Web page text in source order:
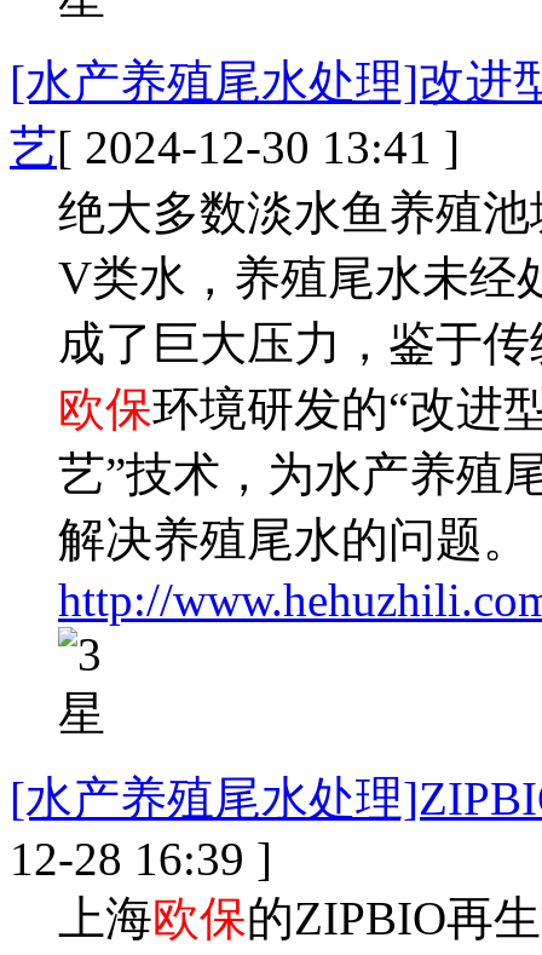
[水产养殖尾水处理]改进
艺[ 2024-12-30 13:41 ]
绝大多数淡水鱼养殖
V类水，养殖尾水未经
成了巨大压力，鉴于
欧保环境研发的“改进
艺”技术，为水产养殖
解决养殖尾水的问题。
http://
[水产养殖尾水处理
12-28 16:39 ]
上海欧保的ZIPBIO再